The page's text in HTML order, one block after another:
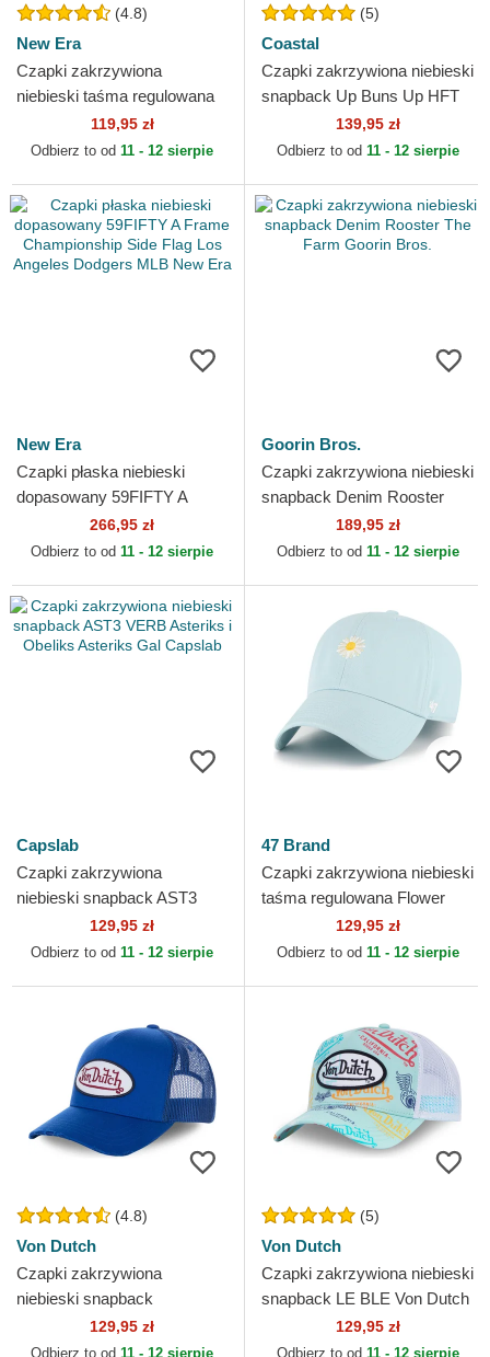
(4.8)
New Era
Czapki zakrzywiona
niebieski taśma regulowana
9FORTY Essential New York
Yankees MLB New Era
119,95 zł
Odbierz to od 11 - 12 sierpie
(5)
Coastal
Czapki zakrzywiona niebieski
snapback Up Buns Up HFT
139,95 zł
Odbierz to od 11 - 12 sierpie
New Era
Czapki płaska niebieski
dopasowany 59FIFTY A
Frame Championship Side
Flag Los Angeles Dodgers
266,95 zł
Odbierz to od 11 - 12 sierpie
Goorin Bros.
Czapki zakrzywiona niebieski
snapback Denim Rooster
The Farm Goorin Bros.
189,95 zł
Odbierz to od 11 - 12 sierpie
Capslab
Czapki zakrzywiona
niebieski snapback AST3
VERB Asteriks i Obeliks
Asteriks Gal Capslab
129,95 zł
Odbierz to od 11 - 12 sierpie
47 Brand
Czapki zakrzywiona niebieski
taśma regulowana Flower
Clean Up Nature Base
Runner Icon 47 Brand
129,95 zł
Odbierz to od 11 - 12 sierpie
(4.8)
Von Dutch
Czapki zakrzywiona
niebieski snapback
FRESH02 Von Dutch
129,95 zł
Odbierz to od 11 - 12 sierpie
(5)
Von Dutch
Czapki zakrzywiona niebieski
snapback LE BLE Von Dutch
129,95 zł
Odbierz to od 11 - 12 sierpie